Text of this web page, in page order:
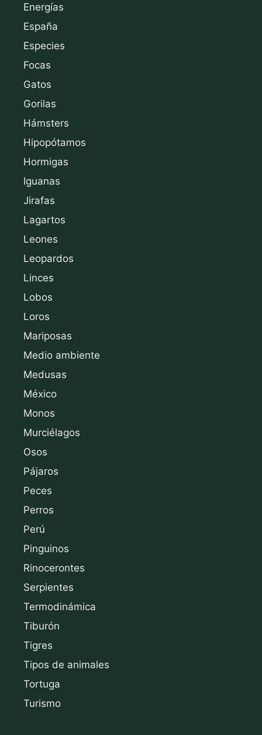
Energías
España
Especies
Focas
Gatos
Gorilas
Hámsters
Hipopótamos
Hormigas
Iguanas
Jirafas
Lagartos
Leones
Leopardos
Linces
Lobos
Loros
Mariposas
Medio ambiente
Medusas
México
Monos
Murciélagos
Osos
Pájaros
Peces
Perros
Perú
Pinguinos
Rinocerontes
Serpientes
Termodinámica
Tiburón
Tigres
Tipos de animales
Tortuga
Turismo